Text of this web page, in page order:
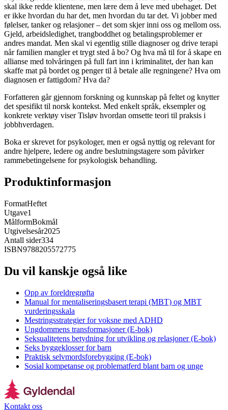
skal ikke redde klientene, men lære dem å leve med ubehaget. Det
er ikke hvordan du har det, men hvordan du tar det. Vi jobber med
følelser, tanker og relasjoner – det som skjer inni oss og mellom oss.
Gjeld, arbeidsledighet, trangboddhet og betalingsproblemer er
andres mandat. Men skal vi egentlig stille diagnoser og drive terapi
når familien mangler et trygt sted å bo? Og hva må til for å skape en
allianse med tolvåringen på full fart inn i kriminalitet, der han kan
skaffe mat på bordet og penger til å betale alle regningene? Hva om
diagnosen er fattigdom? Hva da?
Forfatteren går gjennom forskning og kunnskap på feltet og knytter
det spesifikt til norsk kontekst. Med enkelt språk, eksempler og
konkrete verktøy viser Tisløv hvordan omsette teori til praksis i
jobbhverdagen.
Boka er skrevet for psykologer, men er også nyttig og relevant for
andre hjelpere, ledere og andre beslutningstagere som påvirker
rammebetingelsene for psykologisk behandling.
Produktinformasjon
FormatHeftet
Utgave1
MålformBokmål
Utgivelsesår2025
Antall sider334
ISBN9788205572775
Du vil kanskje også like
Opp av foreldregrøfta
Manual for mentaliseringsbasert terapi (MBT) og MBT
vurderingsskala
Mestringsstrategier for voksne med ADHD
Ungdommens transformasjoner (E-bok)
Seksualitetens betydning for utvikling og relasjoner (E-bok)
Seks byggeklosser for barn
Praktisk selvmordsforebygging (E-bok)
Sosial kompetanse og problematferd blant barn og unge
Kontakt oss